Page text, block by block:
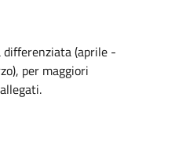
differenziata (aprile -
per maggiori